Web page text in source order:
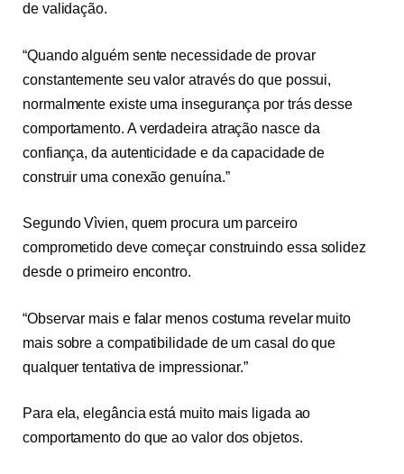
de validação.
“Quando alguém sente necessidade de provar
constantemente seu valor através do que possui,
normalmente existe uma insegurança por trás desse
comportamento. A verdadeira atração nasce da
confiança, da autenticidade e da capacidade de
construir uma conexão genuína.”
Segundo Vìvien, quem procura um parceiro
comprometido deve começar construindo essa solidez
desde o primeiro encontro.
“Observar mais e falar menos costuma revelar muito
mais sobre a compatibilidade de um casal do que
qualquer tentativa de impressionar.”
Para ela, elegância está muito mais ligada ao
comportamento do que ao valor dos objetos.